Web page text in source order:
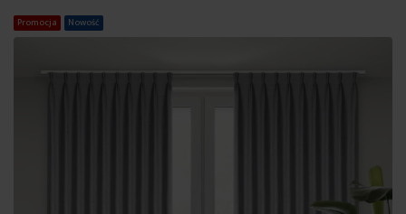
Promocja Nowość